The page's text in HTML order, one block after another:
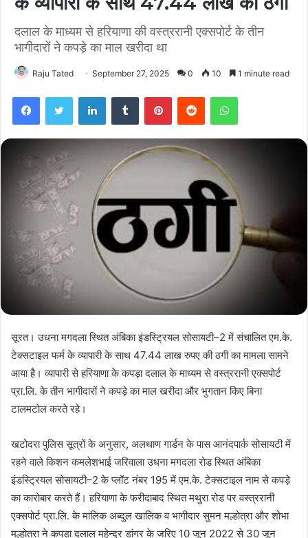
दलाल के माध्यम से हरियाणा की वस्त्ररानी एक्सपोर्ट के तीन
भागीदारों ने कपड़े का माल खरीदा था
Raju Tated September 27, 2025 0 10 1 minute read
FacebookTwitter LinkedInTumblr PinterestReddit WhatsApp
सूरत। उधना मगदला स्थित अंबिका इंडस्ट्रियल सोसायटी–2 में संचालित एम.के.
टेक्सटाइल फर्म के व्यापारी के साथ 47.44 लाख रुपए की ठगी का मामला सामने
आया है। व्यापारी से हरियाणा के कपड़ा दलाल के माध्यम से वस्त्ररानी एक्सपोर्ट
प्रा.लि. के तीन भागीदारों ने कपड़े का माल खरीदा और भुगतान किए बिना
टालमटोल करते रहे।
खटोदरा पुलिस सूत्रों के अनुसार, अलथाण गार्डन के पास आनंदपार्क सोसायटी में
रहने वाले किशन कमलेशभाई जरिवाला उधना मगदला रोड स्थित अंबिका
इंडस्ट्रियल सोसायटी–2 के प्लॉट नंबर 195 में एम.के. टेक्सटाइल नाम से कपड़े
का कारोबार करते हैं। हरियाणा के फरीदाबाद स्थित मथुरा रोड पर वस्त्ररानी
एक्सपोर्ट प्रा.लि. के मालिक अब्दुल खालिक व भागीदार सुमन मल्होत्रा और शोभा
मल्होत्रा ने कपड़ा दलाल महेन्द्र डांगर के जरिए 10 जून 2022 से 30 जून